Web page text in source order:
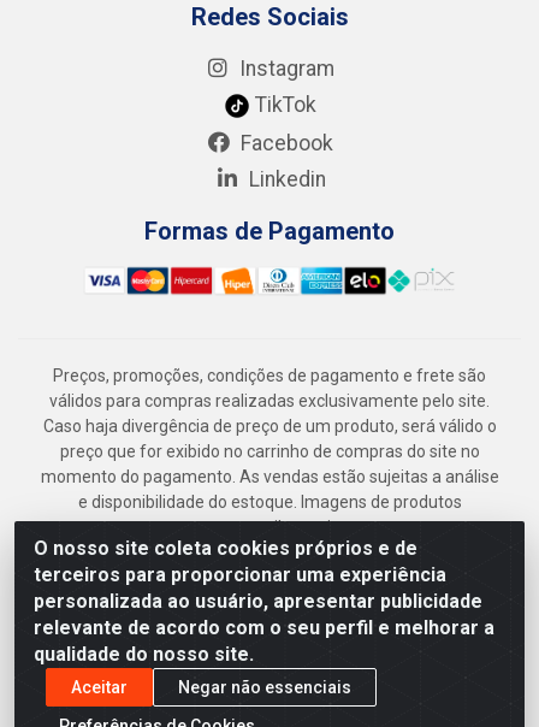
O nosso site coleta cookies próprios e de
terceiros para proporcionar uma experiência
personalizada ao usuário, apresentar publicidade
relevante de acordo com o seu perfil e melhorar a
qualidade do nosso site.
Aceitar
Negar não essenciais
Redes Sociais
Instagram
TikTok
Facebook
Linkedin
Formas de Pagamento
Preços, promoções, condições de pagamento e frete são
válidos para compras realizadas exclusivamente pelo site.
Caso haja divergência de preço de um produto, será válido o
preço que for exibido no carrinho de compras do site no
momento do pagamento. As vendas estão sujeitas a análise
e disponibilidade do estoque. Imagens de produtos
meramente ilustrativas.
Armazém Jenipapo Materiais de Construção em Geral
LTDA - Rua das Flores, 2691 - Guabiraba, Recife/PE - CEP
52.291-630 - CNPJ 41.097.379/0001-